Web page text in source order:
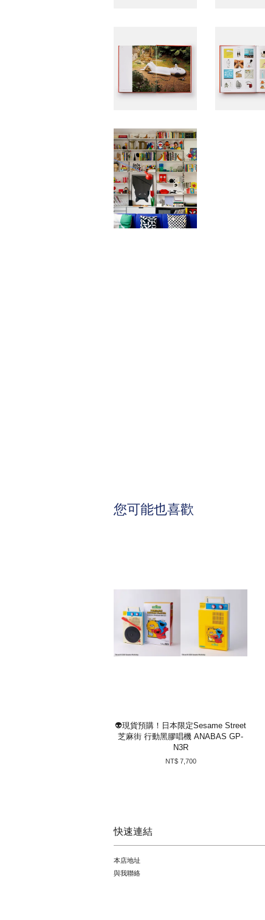
您可能也喜歡
👽現貨預購！日本限定Sesame Street
芝麻街 行動黑膠唱機 ANABAS GP-
N3R
NT$ 7,700
快速連結
本店地址
與我聯絡